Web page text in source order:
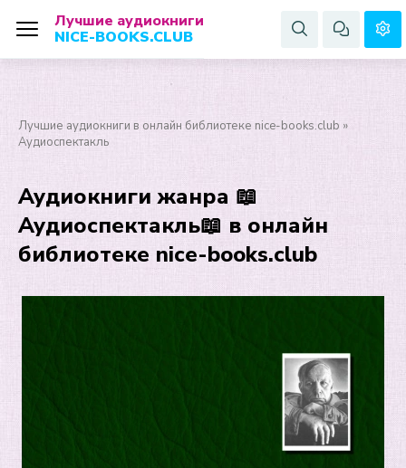
Лучшие аудиокниги
NICE-BOOKS.CLUB
Лучшие аудиокниги в онлайн библиотеке nice-books.club »
Аудиоспектакль
Аудиокниги жанра 📖
Аудиоспектакль📖 в онлайн
библиотеке nice-books.club